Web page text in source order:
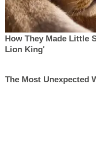
How They Made Little
Lion King'
The Most Unexpected